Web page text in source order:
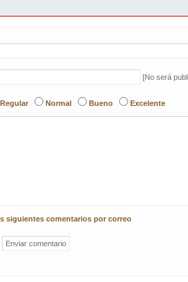
[No será
Regular Normal Bueno Excelente
siguientes comentarios por correo